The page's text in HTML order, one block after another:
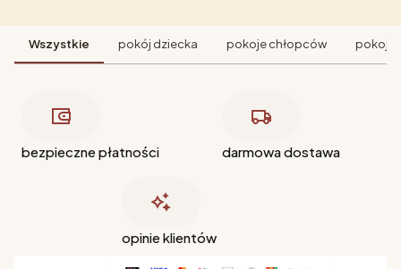
Wszystkie pokój dziecka pokoje chłopców pokoje
bezpieczne płatności darmowa dostawa
opinie klientów